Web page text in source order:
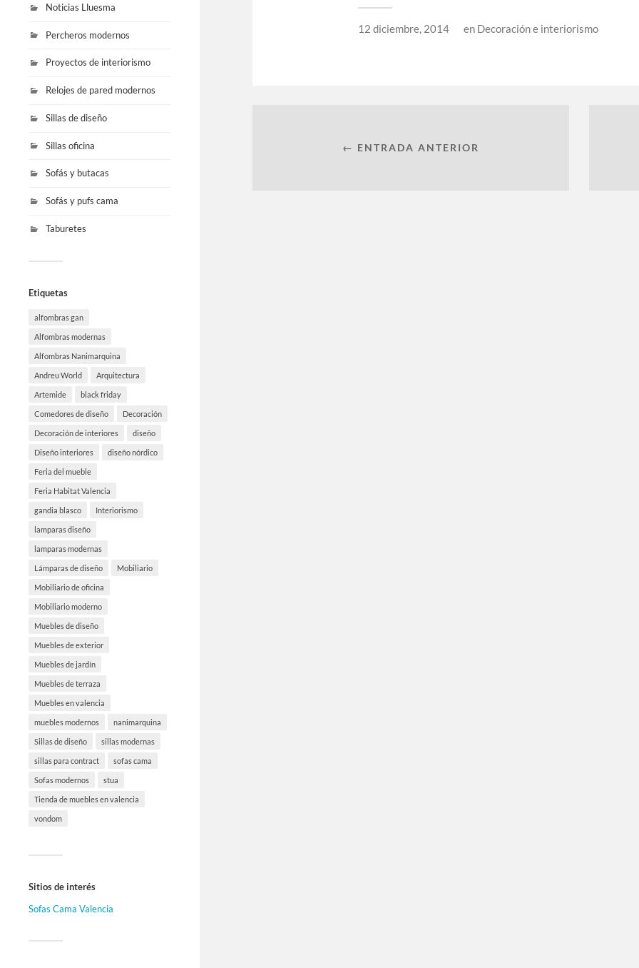
Noticias Lluesma
Percheros modernos
Proyectos de interiorismo
Relojes de pared modernos
Sillas de diseño
Sillas oficina
Sofás y butacas
Sofás y pufs cama
Taburetes
Etiquetas
alfombras gan
Alfombras modernas
Alfombras Nanimarquina
Andreu World Arquitectura
Artemide black friday
Comedores de diseño Decoración
Decoración de interiores diseño
Diseño interiores diseño nórdico
Feria del mueble
Feria Habitat Valencia
gandia blasco Interiorismo
lamparas diseño
lamparas modernas
Lámparas de diseño Mobiliario
Mobiliario de oficina
Mobiliario moderno
Muebles de diseño
Muebles de exterior
Muebles de jardín
Muebles de terraza
Muebles en valencia
muebles modernos nanimarquina
Sillas de diseño sillas modernas
sillas para contract sofas cama
Sofas modernos stua
Tienda de muebles en valencia
vondom
Sitios de interés
Sofas Cama Valencia
12 diciembre, 2014 en Decoración e interiorismo
← ENTRADA ANTERIOR